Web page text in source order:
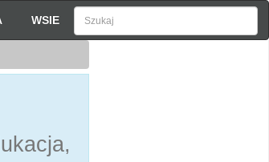
WSIE